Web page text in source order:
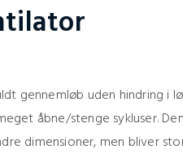
gennemløb uden hindring
åbne/stenge sykluser.
dimensioner, men bliver